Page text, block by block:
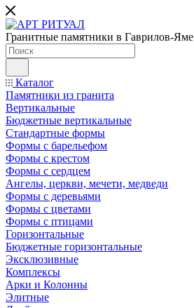
Гранитные памятники в Гаврилов-Яме
Каталог
Памятники из гранита
Вертикальные
Бюджетные вертикальные
Стандартные формы
Формы с барельефом
Формы с крестом
Формы с сердцем
Ангелы, церкви, мечети, медведи
Формы с деревьями
Формы с цветами
Формы с птицами
Горизонтальные
Бюджетные горизонтальные
Эксклюзивные
Комплексы
Арки и Колонны
Элитные